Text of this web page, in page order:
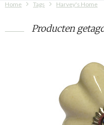
Home Tags Harvey's Home
Producten